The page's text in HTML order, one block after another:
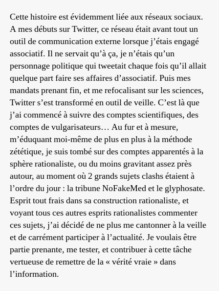
Cette histoire est évidemment liée aux réseaux sociaux.
A mes débuts sur Twitter, ce réseau était avant tout un
outil de communication externe lorsque j’étais engagé
associatif. Il ne servait qu’à ça, je n’étais qu’un
personnage politique qui tweetait chaque fois qu’il allait
quelque part faire ses affaires d’associatif. Puis mes
mandats prenant fin, et me refocalisant sur les sciences,
Twitter s’est transformé en outil de veille. C’est là que
j’ai commencé à suivre des comptes scientifiques, des
comptes de vulgarisateurs… Au fur et à mesure,
m’éduquant moi-même de plus en plus à la méthode
zététique, je suis tombé sur des comptes apparentés à la
sphère rationaliste, ou du moins gravitant assez près
autour, au moment où 2 grands sujets clashs étaient à
l’ordre du jour : la tribune NoFakeMed et le glyphosate.
Esprit tout frais dans sa construction rationaliste, et
voyant tous ces autres esprits rationalistes commenter
ces sujets, j’ai décidé de ne plus me cantonner à la veille
et de carrément participer à l’actualité. Je voulais être
partie prenante, me tester, et contribuer à cette tâche
vertueuse de remettre de la « vérité vraie » dans
l’information.